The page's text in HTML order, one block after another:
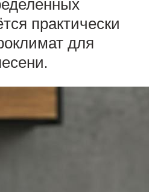
практически
для